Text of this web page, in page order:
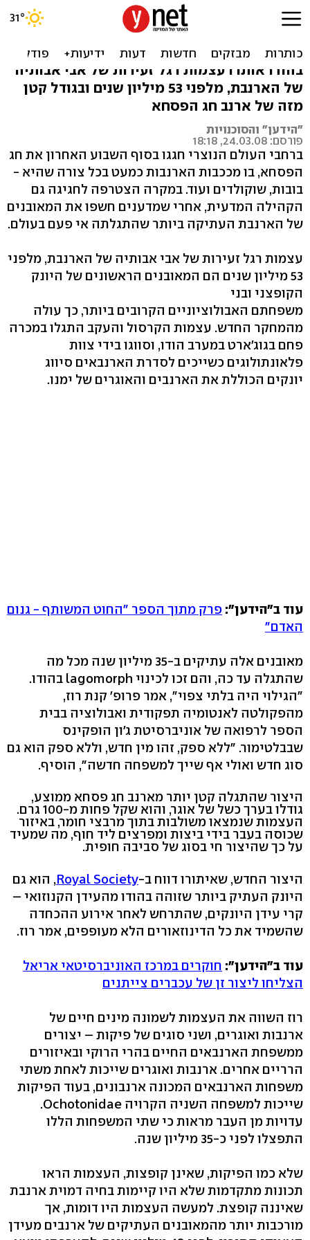
התגלה מאובן של הארנבת
העתיקה ביותר
בהודו אותרו עצמות רגל זעירות של אבי אבותיה
של הארנבת, מלפני 53 מיליון שנים ובגודל קטן
מזה של ארנב חג הפסחא
"הידען" והסוכנויות
פורסם: 24.03.08, 18:18
ברחבי העולם הנוצרי חגגו בסוף השבוע האחרון את חג
הפסחא, בו מככבות הארנבות כמעט בכל צורה שהיא -
בובות, שוקולדים ועוד. במקרה הצטרפה לחגיגה גם
הקהילה המדעית, אחרי שמדענים חשפו את המאובנים
של הארנבת העתיקה ביותר שהתגלתה אי פעם בעולם.
עצמות רגל זעירות של אבי אבותיה של הארנבת, מלפני
53 מיליון שנים הם המאובנים הראשונים של היונק
הקופצני ובני
משפחתם האבולוציוניים הקרובים ביותר, כך עולה
מהמחקר החדש. עצמות הקרסול והעקב התגלו במכרה
פחם בגוג'ארט במערב הודו, וסווגו בידי צוות
פלאונתולוגים כשייכים לסדרת הארנבאים סיווג
יונקים הכוללת את הארנבים והאוגרים של ימנו.
עוד ב"הידען": פרק מתוך הספר "החוט המשותף - גנום
האדם"
מאובנים אלה עתיקים ב-35 מיליון שנה מכל מה
שהתגלה עד כה, והם זכו לכינוי lagomorph בהודו.
"הגילוי היה בלתי צפוי", אמר פרופ' קנת רוז,
מהפקולטה לאנטומיה תפקודית ואבולוציה בבית
הספר לרפואה של אוניברסיטת ג'ון הופקינס
שבבלטימור. "ללא ספק, זהו מין חדש, וללא ספק הוא גם
סוג חדש ואולי אף שייך למשפחה חדשה", הוסיף.
היצור שהתגלה קטן יותר מארנב חג פסחא ממוצע,
גודלו בערך כשל של אוגר, והוא שקל פחות מ-100 גרם.
העצמות שנמצאו משולבות בתוך מרבצי חומר, באיזור
שכוסה בעבר בידי ביצות ומפרצים ליד חוף, מה שמעיד
על כך שהיצור חי בסוג של סביבה חופית.
היצור החדש, שאיתורו דווח ב-Royal Society, הוא גם
היונק העתיק ביותר שזוהה בהודו מהעידן הקנוזואי –
קרי עידן היונקים, שהתרחש לאחר אירוע ההכחדה
שהשמיד את כל הדינוזאורים הלא מעופפים, אמר רוז.
עוד ב"הידען": חוקרים במרכז האוניברסיטאי אריאל
הצליחו ליצור זן של עכברים צייתנים
רוז השווה את העצמות לשמונה מינים חיים של
ארנבות ואוגרים, ושני סוגים של פיקות – יצורים
ממשפחת הארנבאים החיים בהרי הרוקי ובאיזורים
הרריים אחרים. ארנבות ואוגרים שייכות לאחת משתי
משפחות הארנבאים המכונה ארנבונים, בעוד הפיקות
שייכות למשפחה השניה הקרויה Ochotonidae.
עדויות מן העבר מראות כי שתי המשפחות הללו
התפצלו לפני כ-35 מיליון שנה.
שלא כמו הפיקות, שאינן קופצות, העצמות הראו
תכונות מתקדמות שלא היו קיימות בחיה דמוית ארנבת
שאיננה קופצת. למעשה העצמות היו דומות, אך
מורכבות יותר מהמאובנים העתיקים של ארנבים מעידן